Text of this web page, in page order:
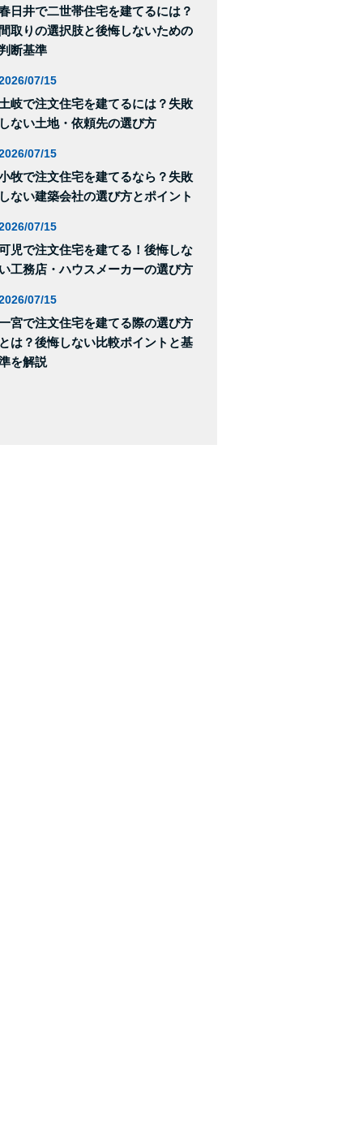
日井で二世帯住宅を建てるには？
取りの選択肢と後悔しないための
断基準
07/15
岐で注文住宅を建てるには？失敗
ない土地・依頼先の選び方
07/15
牧で注文住宅を建てるなら？失敗
ない建築会社の選び方とポイント
07/15
児で注文住宅を建てる！後悔しな
工務店・ハウスメーカーの選び方
07/15
宮で注文住宅を建てる際の選び方
は？後悔しない比較ポイントと基
を解説